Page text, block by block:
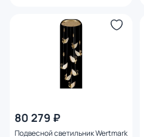
80 279 ₽
Подвесной светильник Wertmark